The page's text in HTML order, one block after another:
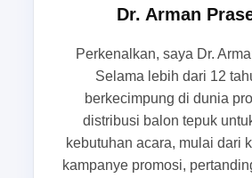
Anda lebih tenang saat pesan
acara, terutama jika kebutuhan
mendadak dan menuntut hasil
Vendor lambat
acara sudah dekat
Dr. Arman
Perkenalkan, saya Dr.
Selama lebih dari 12
berkecimpung di dunia
distribusi balon tepuk
kebutuhan acara, mulai dari
kampanye promosi,